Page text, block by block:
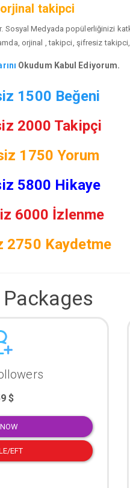
takipci
Medyada popülerliğinizi
orjinal , takipci, şifresiz
Okudum Kabul Ediyorum.
1500 Beğeni
2000 Takipçi
1750 Yorum
5800 Hikaye
6000 İzlenme
2750 Kaydetme
$
EFT